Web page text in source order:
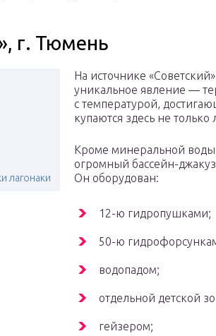
г. Тюмень
лагонаки
На источнике
уникальное явление —
с температурой,
купаются здесь не только
Кроме минеральной
огромный бассейн-
Он оборудован:
12-ю гидропушками;
50-ю
водопадом;
отдельной детской
гейзером;